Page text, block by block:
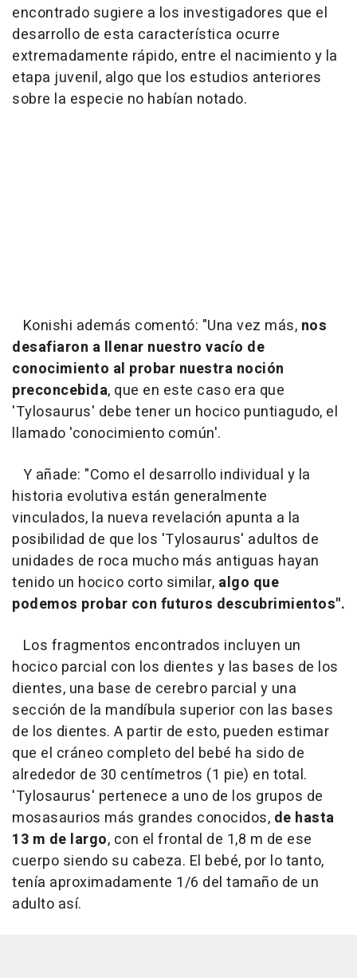
encontrado sugiere a los investigadores que el
desarrollo de esta característica ocurre
extremadamente rápido, entre el nacimiento y la
etapa juvenil, algo que los estudios anteriores
sobre la especie no habían notado.
Konishi además comentó: "Una vez más, nos
desafiaron a llenar nuestro vacío de
conocimiento al probar nuestra noción
preconcebida, que en este caso era que
'Tylosaurus' debe tener un hocico puntiagudo, el
llamado 'conocimiento común'.
Y añade: "Como el desarrollo individual y la
historia evolutiva están generalmente
vinculados, la nueva revelación apunta a la
posibilidad de que los 'Tylosaurus' adultos de
unidades de roca mucho más antiguas hayan
tenido un hocico corto similar, algo que
podemos probar con futuros descubrimientos".
Los fragmentos encontrados incluyen un
hocico parcial con los dientes y las bases de los
dientes, una base de cerebro parcial y una
sección de la mandíbula superior con las bases
de los dientes. A partir de esto, pueden estimar
que el cráneo completo del bebé ha sido de
alrededor de 30 centímetros (1 pie) en total.
'Tylosaurus' pertenece a uno de los grupos de
mosasaurios más grandes conocidos, de hasta
13 m de largo, con el frontal de 1,8 m de ese
cuerpo siendo su cabeza. El bebé, por lo tanto,
tenía aproximadamente 1/6 del tamaño de un
adulto así.